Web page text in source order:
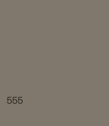
555